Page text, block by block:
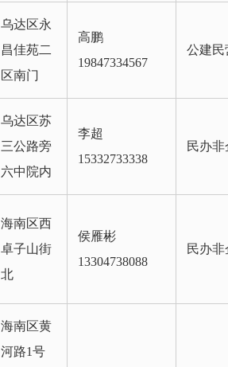
乌达区永
昌佳苑二
区南门
高鹏
19847334567
公建民
乌达区苏
三公路旁
六中院内
李超
15332733338
民办非
海南区西
卓子山街
北
侯雁彬
13304738088
民办非
海南区黄
河路1号